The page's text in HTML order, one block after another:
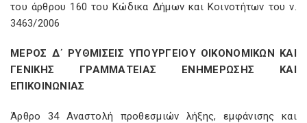
του άρθρου 160 του Κώδικα Δήμων και Κοινοτήτων του ν.
3463/2006
ΜΕΡΟΣ Δ΄ ΡΥΘΜΙΣΕΙΣ ΥΠΟΥΡΓΕΙΟΥ ΟΙΚΟΝΟΜΙΚΩΝ ΚΑΙ
ΓΕΝΙΚΗΣ ΓΡΑΜΜΑΤΕΙΑΣ ΕΝΗΜΕΡΩΣΗΣ ΚΑΙ
ΕΠΙΚΟΙΝΩΝΙΑΣ
Άρθρο 34 Αναστολή προθεσμιών λήξης, εμφάνισης και